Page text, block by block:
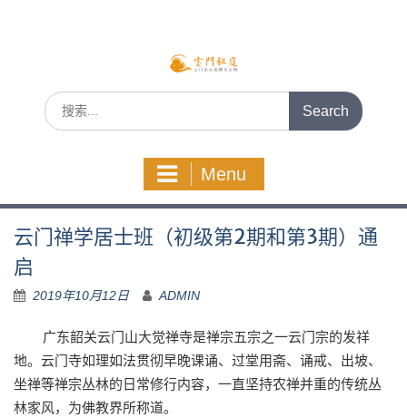
Search
for:
Menu
云门禅学居士班（初级第2期和第3期）通
启
2019年10月12日 ADMIN
广东韶关云门山大觉禅寺是禅宗五宗之一云门宗的发祥
地。云门寺如理如法贯彻早晚课诵、过堂用斋、诵戒、出坡、
坐禅等禅宗丛林的日常修行内容，一直坚持农禅并重的传统丛
林家风，为佛教界所称道。